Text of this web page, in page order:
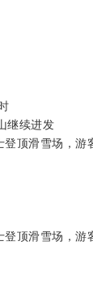
继续进发
顶滑雪场，游
顶滑雪场，游